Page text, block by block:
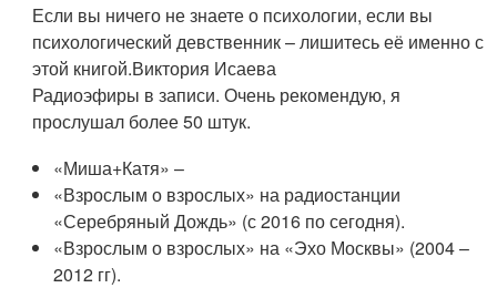
Если вы ничего не знаете о психологии, если вы
психологический девственник – лишитесь её именно с
этой книгой.Виктория Исаева
Радиоэфиры в записи. Очень рекомендую, я
прослушал более 50 штук.
«Миша+Катя» –
«Взрослым о взрослых» на радиостанции
«Серебряный Дождь» (с 2016 по сегодня).
«Взрослым о взрослых» на «Эхо Москвы» (2004 –
2012 гг).